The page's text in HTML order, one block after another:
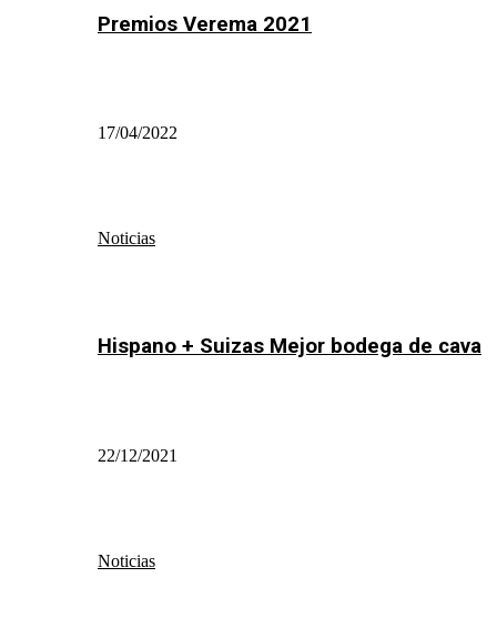
Premios Verema 2021
17/04/2022
Noticias
Hispano + Suizas Mejor bodega de cava
22/12/2021
Noticias